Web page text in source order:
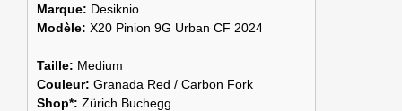
Marque: Desiknio
Modèle: X20 Pinion 9G Urban CF 2024
Taille: Medium
Couleur: Granada Red / Carbon Fork
Shop*: Zürich Buchegg